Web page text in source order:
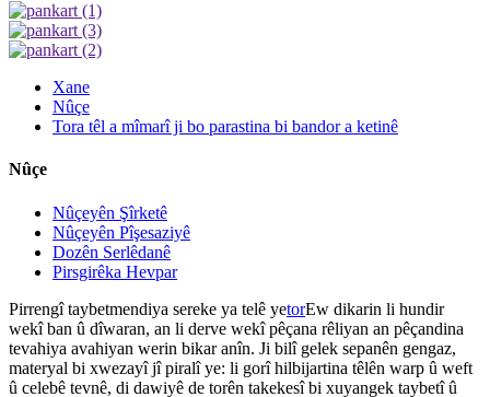
Xane
Nûçe
Tora têl a mîmarî ji bo parastina bi bandor a ketinê
Nûçe
Nûçeyên Şîrketê
Nûçeyên Pîşesaziyê
Dozên Serlêdanê
Pirsgirêka Hevpar
Pirrengî taybetmendiya sereke ya telê yetorEw dikarin li hundir
wekî ban û dîwaran, an li derve wekî pêçana rêliyan an pêçandina
tevahiya avahiyan werin bikar anîn. Ji bilî gelek sepanên gengaz,
materyal bi xwezayî jî piralî ye: li gorî hilbijartina têlên warp û weft
û celebê tevnê, di dawiyê de torên takekesî bi xuyangek taybetî û